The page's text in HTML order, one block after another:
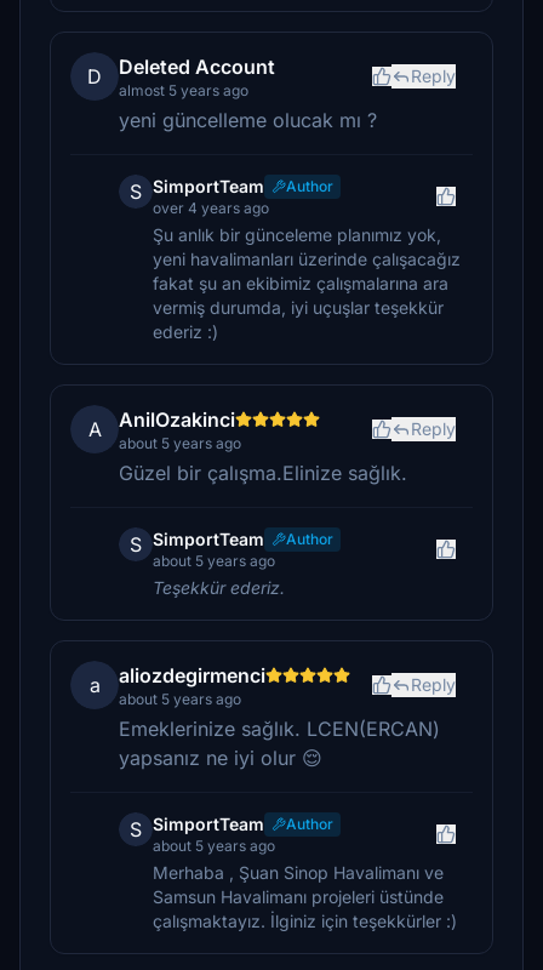
D Deleted Account
almost 5 years ago
Reply
yeni güncelleme olucak mı ?
S SimportTeam
Author
over 4 years ago
Şu anlık bir günceleme planımız yok,
yeni havalimanları üzerinde çalışacağız
fakat şu an ekibimiz çalışmalarına ara
vermiş durumda, iyi uçuşlar teşekkür
ederiz :)
A AnilOzakinci
about 5 years ago
Reply
Güzel bir çalışma.Elinize sağlık.
S SimportTeam
Author
about 5 years ago
Teşekkür ederiz.
a aliozdegirmenci
about 5 years ago
Reply
Emeklerinize sağlık. LCEN(ERCAN)
yapsanız ne iyi olur 😌
S SimportTeam
Author
about 5 years ago
Merhaba , Şuan Sinop Havalimanı ve
Samsun Havalimanı projeleri üstünde
çalışmaktayız. İlginiz için teşekkürler :)